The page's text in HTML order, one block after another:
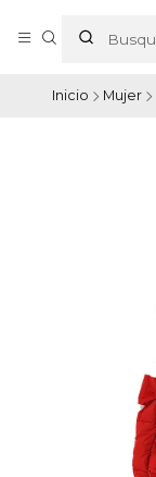
Inicio Mujer